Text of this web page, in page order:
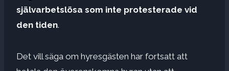
självarbetslösa som inte protesterade vid
den tiden.
Det vill säga om hyresgästen har fortsatt att